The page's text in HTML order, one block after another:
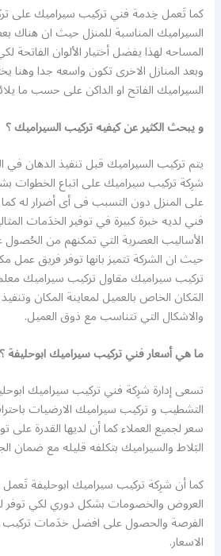
كما تَعمل خِدمة فني تركيب سيراميك على
السيراميك المناسبة للمنزل حيث ان هناك
المساحه لهذا يفضل أختيار الألوان الفاتحة
وبعد المنازل الاخرى تكون واسعه جدا وهنا
السيراميك الفاتح او الداكن على حسب ما
و يبحث الكثير عن كيفيه تركيب السيراميك ؟
يتم تركيب السيراميك قبل تنفيذ الدهان في
شرِكة تركيب سيراميك على اتباع الخطوات
على المنزل دون التسبب فى أى أضرار له كما
فني لديه خبرة كبيرة في توفير الخدَمات
الأساليب العصرية التي تمكنهم من
حيث ان الشركة تتميز بانها توفر فريق عمل
تركيب سيراميك مقاول تركيب سيراميك
المَكان الخاص بالعميل لمعاينة المكان
والاشكال التي تتناسب مع ذوق العميل.
ما هي أسعار فني تركيب سيراميك ابوحليفة ؟
تسعى إدارة شرِكة فني تركيب سيراميك
التشطيب و تركيب سيراميك الارضيات
سعر لجميع العملاء كما أن لديها القدرة
البَلاط والسيراميك بتكلفه قليله مع ضمان
كما أن شرِكة تركيب سيراميك ابوحليفة تَعمل
العروض والخصومات بشكل دوري لكي توفر
الفرصة والحصول على افضل خدَمات تركيب
الاسعار.